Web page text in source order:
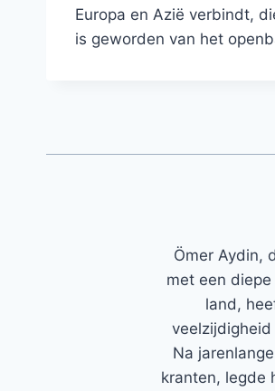
Europa en Azië verbindt,
is geworden van het
Ömer Aydin,
met een
land,
Na
kranten, legde